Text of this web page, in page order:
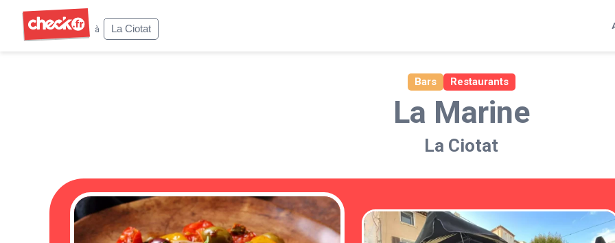
à
La Ciotat
Bars Restaurants
La Marine
La Ciotat